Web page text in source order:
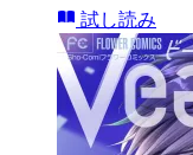
試し読み